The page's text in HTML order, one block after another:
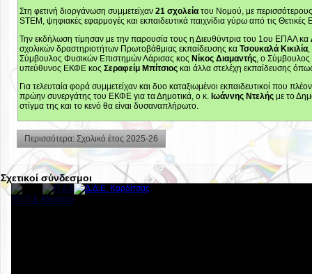
Στη φετινή διοργάνωση συμμετείχαν 21 σχολεία του Νομού, με
STEM, ψηφιακές εφαρμογές και εκπαιδευτικά παιχνίδια γύρω από τις Θετικές
Την εκδήλωση τίμησαν με την παρουσία τους η Διευθύντρια του 1ου ΕΠΑΛ κα
σχολικών δραστηριοτήτων Πρωτοβάθμιας εκπαίδευσης κα Τσουκαλά Κικιλία
Σύμβουλος Φυσικών Επιστημών Λάρισας κος Νίκος Διαμαντής, ο
υπεύθυνος ΕΚΦΕ κος Σεραφείμ Μπίτσιος και άλλα στελέχη εκπαίδευσης
Για τελευταία φορά συμμετείχαν και δυο καταξιωμένοι εκπαιδευτικοί που
πρώην συνεργάτης του ΕΚΦΕ για τα Δημοτικά, ο κ. Ιωάννης Ντελής με το
στίγμα της και το κενό θα είναι δυσαναπλήρωτο.
Περισσότερα: Σχολικό έτος 2025-26
Σχετικοί σύνδεσμοι